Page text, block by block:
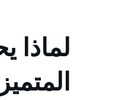
لماذا